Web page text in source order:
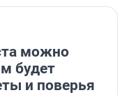
можно
будет
и поверья